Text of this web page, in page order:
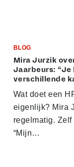
BLOG
Mira Jurzik
Jaarbeurs: “Je
verschillende
Wat doet een
eigenlijk? Mira
regelmatig.
“Mijn…